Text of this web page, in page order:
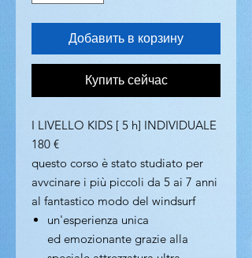
Добавить в корзину
Купить сейчас
I LIVELLO KIDS [ 5 h] INDIVIDUALE
180 €
questo corso è stato studiato per
avvcinare i più piccoli da 5 ai 7 anni
al fantastico modo del windsurf
un'esperienza unica
ed emozionante grazie alla